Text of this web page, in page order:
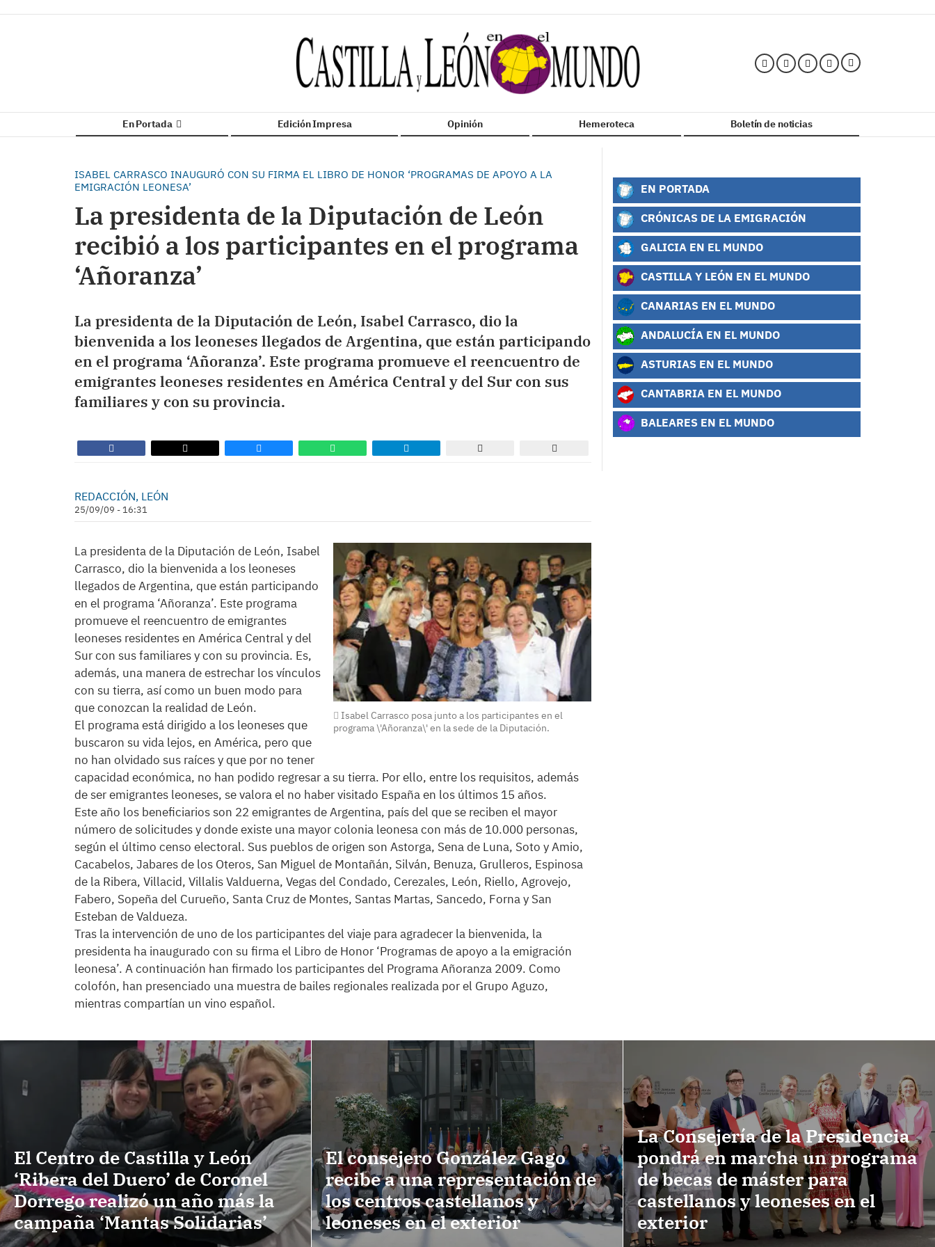
En Portada Edición Impresa Opinión Hemeroteca Boletín de noticias
ISABEL CARRASCO INAUGURÓ CON SU FIRMA EL LIBRO DE HONOR ‘PROGRAMAS DE APOYO A LA
EMIGRACIÓN LEONESA’
La presidenta de la Diputación de León
recibió a los participantes en el programa
‘Añoranza’
La presidenta de la Diputación de León, Isabel Carrasco, dio la
bienvenida a los leoneses llegados de Argentina, que están participando
en el programa ‘Añoranza’. Este programa promueve el reencuentro de
emigrantes leoneses residentes en América Central y del Sur con sus
familiares y con su provincia.
REDACCIÓN, LEÓN
25/09/09 - 16:31
Isabel Carrasco posa junto a los participantes en el
programa \'Añoranza\' en la sede de la Diputación.
La presidenta de la Diputación de León, Isabel
Carrasco, dio la bienvenida a los leoneses
llegados de Argentina, que están participando
en el programa ‘Añoranza’. Este programa
promueve el reencuentro de emigrantes
leoneses residentes en América Central y del
Sur con sus familiares y con su provincia. Es,
además, una manera de estrechar los vínculos
con su tierra, así como un buen modo para
que conozcan la realidad de León.
El programa está dirigido a los leoneses que
buscaron su vida lejos, en América, pero que
no han olvidado sus raíces y que por no tener
capacidad económica, no han podido regresar a su tierra. Por ello, entre los requisitos, además
de ser emigrantes leoneses, se valora el no haber visitado España en los últimos 15 años.
Este año los beneficiarios son 22 emigrantes de Argentina, país del que se reciben el mayor
número de solicitudes y donde existe una mayor colonia leonesa con más de 10.000 personas,
según el último censo electoral. Sus pueblos de origen son Astorga, Sena de Luna, Soto y Amio,
Cacabelos, Jabares de los Oteros, San Miguel de Montañán, Silván, Benuza, Grulleros, Espinosa
de la Ribera, Villacid, Villalis Valduerna, Vegas del Condado, Cerezales, León, Riello, Agrovejo,
Fabero, Sopeña del Curueño, Santa Cruz de Montes, Santas Martas, Sancedo, Forna y San
Esteban de Valdueza.
Tras la intervención de uno de los participantes del viaje para agradecer la bienvenida, la
presidenta ha inaugurado con su firma el Libro de Honor ‘Programas de apoyo a la emigración
leonesa’. A continuación han firmado los participantes del Programa Añoranza 2009. Como
colofón, han presenciado una muestra de bailes regionales realizada por el Grupo Aguzo,
mientras compartían un vino español.
EN PORTADA
CRÓNICAS DE LA EMIGRACIÓN
GALICIA EN EL MUNDO
CASTILLA Y LEÓN EN EL MUNDO
CANARIAS EN EL MUNDO
ANDALUCÍA EN EL MUNDO
ASTURIAS EN EL MUNDO
CANTABRIA EN EL MUNDO
BALEARES EN EL MUNDO
El Centro de Castilla y León
‘Ribera del Duero’ de Coronel
Dorrego realizó un año más la
campaña ‘Mantas Solidarias’
El consejero González Gago
recibe a una representación de
los centros castellanos y
leoneses en el exterior
La Consejería de la Presidencia
pondrá en marcha un programa
de becas de máster para
castellanos y leoneses en el
exterior